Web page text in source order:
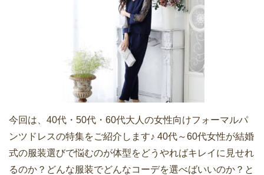
今回は、40代・50代・60代大人の女性向けフォーマルパ
ンツドレスの特集をご紹介します♪ 40代～60代女性が結婚
式の服装選びで悩むのが体型をどうやればキレイに見せれ
るのか？どんな服装でどんなコーデを選べばいいのか？と